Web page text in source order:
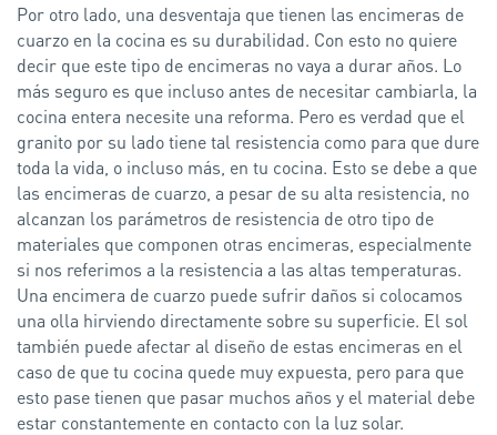
Por otro lado, una desventaja que tienen las encimeras de
cuarzo en la cocina es su durabilidad. Con esto no quiere
decir que este tipo de encimeras no vaya a durar años. Lo
más seguro es que incluso antes de necesitar cambiarla, la
cocina entera necesite una reforma. Pero es verdad que el
granito por su lado tiene tal resistencia como para que dure
toda la vida, o incluso más, en tu cocina. Esto se debe a que
las encimeras de cuarzo, a pesar de su alta resistencia, no
alcanzan los parámetros de resistencia de otro tipo de
materiales que componen otras encimeras, especialmente
si nos referimos a la resistencia a las altas temperaturas.
Una encimera de cuarzo puede sufrir daños si colocamos
una olla hirviendo directamente sobre su superficie. El sol
también puede afectar al diseño de estas encimeras en el
caso de que tu cocina quede muy expuesta, pero para que
esto pase tienen que pasar muchos años y el material debe
estar constantemente en contacto con la luz solar.